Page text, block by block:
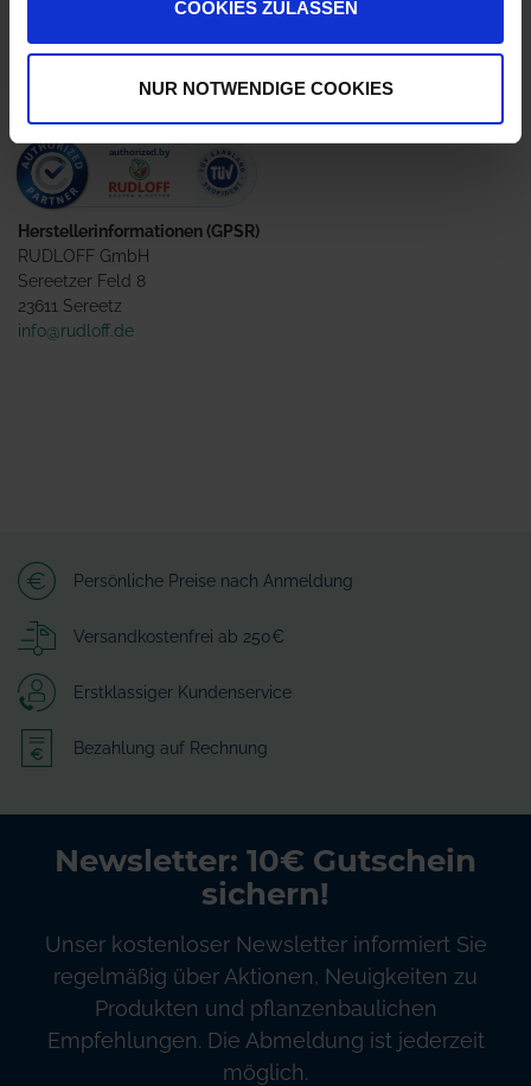
COOKIES ZULASSEN
NUR NOTWENDIGE COOKIES
Jetzt 11 Ährenpunkte pro 25 kg Sack sichern.
Herstellerinformationen (GPSR)
RUDLOFF GmbH
Sereetzer Feld 8
23611 Sereetz
info@rudloff.de
Persönliche Preise nach Anmeldung
Versandkostenfrei ab 250€
Erstklassiger Kundenservice
Bezahlung auf Rechnung
Newsletter: 10€ Gutschein
sichern!
Unser kostenloser Newsletter informiert Sie
regelmäßig über Aktionen, Neuigkeiten zu
Produkten und pflanzenbaulichen
Empfehlungen. Die Abmeldung ist jederzeit
möglich.